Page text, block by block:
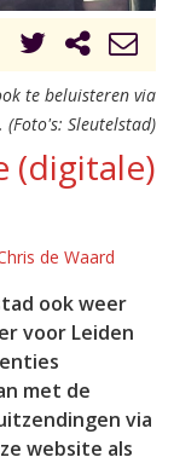
te beluisteren via
(Foto's: Sleutelstad)
(digitale)
de Waard
ook weer
voor Leiden
met de
via
website als